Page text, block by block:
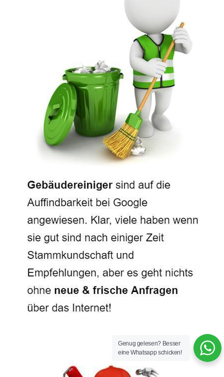
Genug gelesen? Besser
eine Whatsapp schicken!